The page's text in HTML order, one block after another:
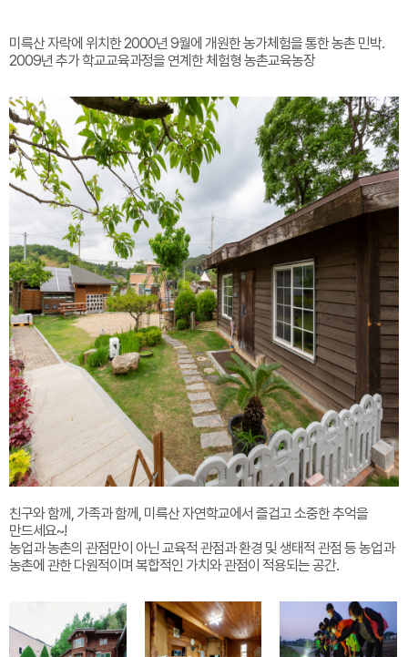
미륵산 자락에 위치한 2000년 9월에 개원한 농가체험을 통한 농촌 민박.
2009년 추가 학교교육과정을 연계한 체험형 농촌교육농장
친구와 함께, 가족과 함께, 미륵산 자연학교에서 즐겁고 소중한 추억을
만드세요~!
농업과 농촌의 관점만이 아닌 교육적 관점과 환경 및 생태적 관점 등 농업과
농촌에 관한 다원적이며 복합적인 가치와 관점이 적용되는 공간.